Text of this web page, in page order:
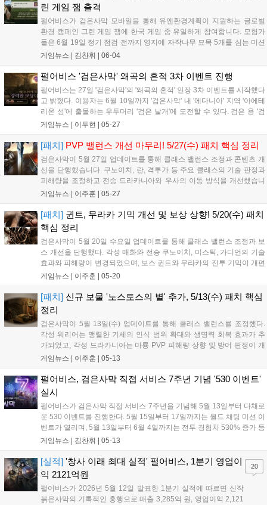
린 게임 잼 출격
펄어비스가 검은사막 모바일을 통해 유엔환경계획이 지원하는 글로벌
환경 캠페인 그린 게임 잼에 한국 게임 중 유일하게 참여합니다. 모험가
들은 6월 19일 정기 점검 전까지 영지에 자작나무 묘목 5개를 심는 미션
을 수행하고 환경 보호 상자를 받을 수 있으며, 공식 포럼에 인증샷을 공
리기 위한 목적으로, 펄어비스는 앞으로도 게임 안팎에서 사회적 가치를
확산하는 다양한 공익 활동을 지속할 계획입니다....
게임뉴스 | 김찬휘 06-04
펄어비스 '검은사막' 왜곡의 흔적 3차 이벤트 진행
펄어비스는 27일 '검은사막'의 '왜곡의 흔적' 인장 3차 이벤트를 시작했다
고 밝혔다. 이용자는 6월 10일까지 '검은사막' 내 '에다니아' 지역 '아에테
리온 성'에 출몰하는 우두머리 '검은 날개'에 도전할 수 있다. 검은 용 '검
은 날개'는 이벤트 기간 동안 하루 3번 정해진 시간에 등장하며 이용자들
게임뉴스 | 이두현 05-27
[패치] PVP 밸런스 개선 마무리! 5/27(수) 패치 핵심 정리
검은사막이 5월 27일 업데이트를 통해 클래스 밸런스 조정과 콘텐츠 개
선을 단행했습니다. 쿠노이치, 란, 격투가 등 주요 클래스의 기술 판정과
피해량을 조정하고 전승 드라카니아와 우사의 이동 방식을 개선했습니
다. 또한 거래소 상한가를 현실화하고 솔라레의 창 내 AFK 행위에 대한
니다. 이번 업데이트로 게임 환경이 더욱 공정해질 것으로 기대됩니다....
게임뉴스 | 이주훈 05-27
[패치] 귄트, 무라카 기믹 개선 및 보상 상향! 5/20(수) 패치
핵심 정리
검은사막이 5월 20일 수요일 업데이트를 통해 클래스 밸런스 조정과 보
스 개선을 단행했다. 각성 매화와 전승 쿠노이치, 미스틱, 가디언의 기술
효과와 피해량이 변경되었으며, 보스 귄트와 무라카의 전투 기믹이 개편
되었다. 특히 귄트는 부위별 타격 공략이 추가되고 무라카는 검은 결정
되어 이용자들의 큰 기대를 모으고 있다....
게임뉴스 | 이주훈 05-20
[패치] 신규 보물 '노스토스의 별' 추가, 5/13(수) 패치 핵심
정리
검은사막이 5월 13일(수) 업데이트를 통해 클래스 밸런스를 조정했다.
각성 워리어는 맹렬한 기세의 인식 범위 확대와 생명력 회복 효과가 추
가되었고, 각성 드라카니아는 마룡 PVP 피해량 상향 및 방어 판정이 개
선되었다. 반면 세라핌은 장거리 이동 제한과 상태 이상 기술 하향 등 성
화하여 보다 전략적인 전투 환경을 조성할 것으로 기대된다....
게임뉴스 | 이주훈 05-13
펄어비스, 검은사막 직접 서비스 7주년 기념 '530 이벤트'
실시
펄어비스가 검은사막 직접 서비스 7주년을 기념해 5월 13일부터 다채로
운 530 이벤트를 진행한다. 5월 15일부터 17일까지는 월드 채팅 미션 이
벤트가 열리며, 5월 13일부터 6월 4일까지는 전투 경험치 530% 증가 등
의 핫타임 혜택이 제공된다. 또한 신규 보물 아이템 노스토스의 별이 추
게임뉴스 | 김찬휘 05-13
[실적] '창사 이래 최대 실적' 펄어비스, 1분기 영업이
익 2121억원
펄어비스가 2026년 5월 12일 발표한 1분기 실적에 따르면 신작
붉은사막의 기록적인 흥행으로 매출 3,285억 원, 영업이익 2,121
20